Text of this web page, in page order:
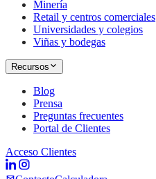
Minería
Retail y centros comerciales
Universidades y colegios
Viñas y bodegas
Recursos
Blog
Prensa
Preguntas frecuentes
Portal de Clientes
Acceso Clientes